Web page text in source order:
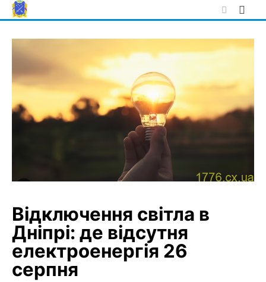
Skip
to
Відключення світла в
Дніпрі: де відсутня
електроенергія 26
серпня